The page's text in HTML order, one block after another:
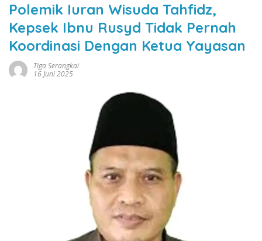
Polemik Iuran Wisuda Tahfidz,
Kepsek Ibnu Rusyd Tidak Pernah
Koordinasi Dengan Ketua Yayasan
Tiga Serangkai
16 Juni 2025